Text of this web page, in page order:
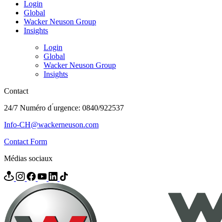
Login
Global
Wacker Neuson Group
Insights
Login
Global
Wacker Neuson Group
Insights
Contact
24/7 Numéro d ́urgence: 0840/922537
Info-CH@wackerneuson.com
Contact Form
Médias sociaux